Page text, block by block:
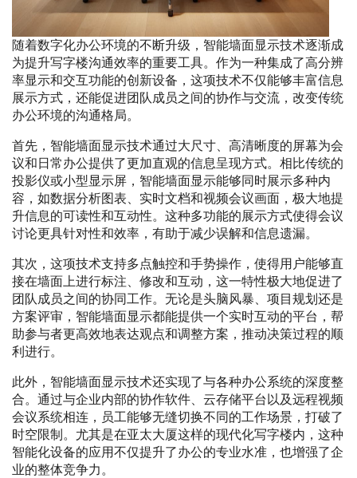
随着数字化办公环境的不断升级，智能墙面显示技术逐渐成
为提升写字楼沟通效率的重要工具。作为一种集成了高分辨
率显示和交互功能的创新设备，这项技术不仅能够丰富信息
展示方式，还能促进团队成员之间的协作与交流，改变传统
办公环境的沟通格局。
首先，智能墙面显示技术通过大尺寸、高清晰度的屏幕为会
议和日常办公提供了更加直观的信息呈现方式。相比传统的
投影仪或小型显示屏，智能墙面显示能够同时展示多种内
容，如数据分析图表、实时文档和视频会议画面，极大地提
升信息的可读性和互动性。这种多功能的展示方式使得会议
讨论更具针对性和效率，有助于减少误解和信息遗漏。
其次，这项技术支持多点触控和手势操作，使得用户能够直
接在墙面上进行标注、修改和互动，这一特性极大地促进了
团队成员之间的协同工作。无论是头脑风暴、项目规划还是
方案评审，智能墙面显示都能提供一个实时互动的平台，帮
助参与者更高效地表达观点和调整方案，推动决策过程的顺
利进行。
此外，智能墙面显示技术还实现了与各种办公系统的深度整
合。通过与企业内部的协作软件、云存储平台以及远程视频
会议系统相连，员工能够无缝切换不同的工作场景，打破了
时空限制。尤其是在亚太大厦这样的现代化写字楼内，这种
智能化设备的应用不仅提升了办公的专业水准，也增强了企
业的整体竞争力。